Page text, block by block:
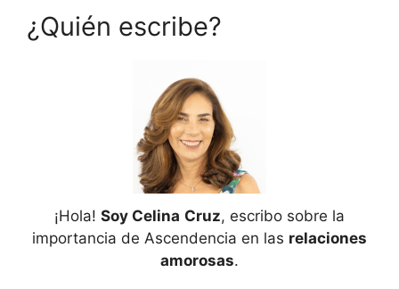
¿Quién escribe?
¡Hola! Soy Celina Cruz, escribo sobre la
importancia de Ascendencia en las relaciones
amorosas.